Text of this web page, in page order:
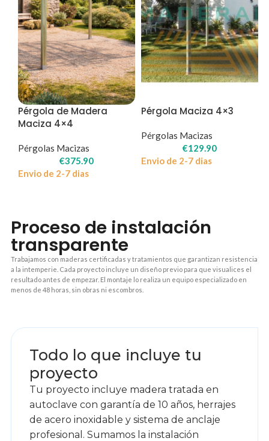
Pérgola de Madera
Maciza 4×4
Pérgolas Macizas
€375.90
Envio de 2-7 dias
Pérgola Maciza 4×3
Pérgolas Macizas
€129.90
Envio de 2-7 dias
Proceso de instalación
transparente
Trabajamos con maderas certificadas y tratamientos que garantizan resistencia
a la intemperie. Cada proyecto incluye un diseño previo para que visualices el
resultado antes de empezar. El montaje lo realiza un equipo especializado en
menos de 48 horas, sin obras ni escombros.
Todo lo que incluye tu
proyecto
Tu proyecto incluye madera tratada en
autoclave con garantía de 10 años, herrajes
de acero inoxidable y sistema de anclaje
profesional. Sumamos la instalación